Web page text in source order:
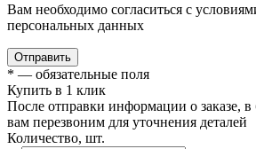
Вам необходимо согласиться с
персональных данных
Отправить
* — обязательные поля
Купить в 1 клик
После отправки информации о заказе,
вам перезвоним для уточнения деталей
Количество, шт.